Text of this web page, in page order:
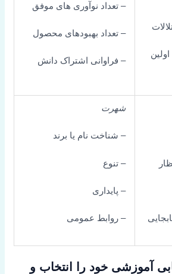
– تعداد نوآوری های موفق
– تعداد بهبودهای محصول
– فراوانی اشتراک دانش
– شناخت نام یا برند
– تنوع
– روابط عمومی
خود را انتخاب و